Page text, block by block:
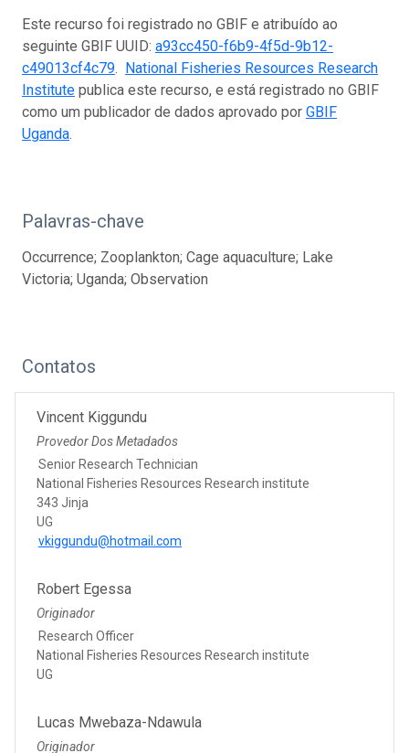
Este recurso foi registrado no GBIF e atribuído ao
seguinte GBIF UUID: a93cc450-f6b9-4f5d-9b12-
c49013cf4c79. National Fisheries Resources Research
Institute publica este recurso, e está registrado no GBIF
como um publicador de dados aprovado por GBIF
Uganda.
Palavras-chave
Occurrence; Zooplankton; Cage aquaculture; Lake
Victoria; Uganda; Observation
Contatos
Vincent Kiggundu
Provedor Dos Metadados
Senior Research Technician
National Fisheries Resources Research institute
343 Jinja
UG
vkiggundu@hotmail.com
Robert Egessa
Originador
Research Officer
National Fisheries Resources Research institute
UG
Lucas Mwebaza-Ndawula
Originador